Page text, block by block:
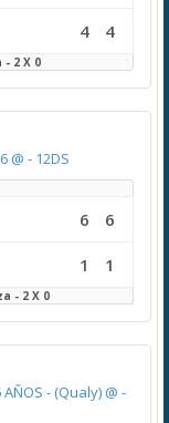
4 4
2 X 0
@ - 12DS
6 6
1 1
- 2 X 0
AÑOS - (Qualy) @ -